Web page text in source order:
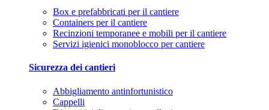
Box e prefabbricati per il cantiere
Containers per il cantiere
Recinzioni temporanee e mobili per il cantiere
Servizi igienici monoblocco per cantiere
Sicurezza dei cantieri
Abbigliamento antinfortunistico
Cappelli